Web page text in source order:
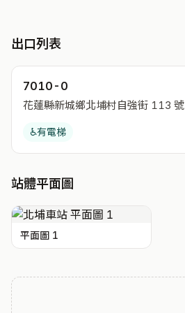
出口列表
7010-0
花蓮縣新城鄉北埔村自強街 113 號
♿有電梯
站體平面圖
平面圖 1